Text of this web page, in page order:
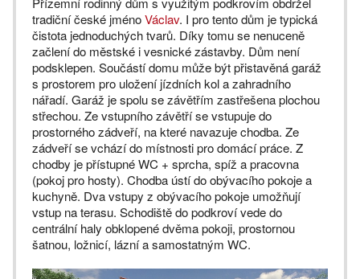
tradiční české jménoVáclav. I pro tento dům je typická
čistota jednoduchých tvarů. Díky tomu se nenuceně
začlení do městské i vesnické zástavby. Dům není
podsklepen. Součástí domu může být přistavěná garáž
s prostorem pro uložení jízdních kol a zahradního
nářadí. Garáž je spolu se závětřím zastřešena plochou
střechou. Ze vstupního závětří se vstupuje do
prostorného zádveří, na které navazuje chodba. Ze
zádveří se vchází do místnosti pro domácí práce. Z
chodby je přístupné WC + sprcha, spíž a pracovna
(pokoj pro hosty). Chodba ústí do obývacího pokoje a
kuchyně. Dva vstupy z obývacího pokoje umožňují
vstup na terasu. Schodiště do podkroví vede do
centrální haly obklopené dvěma pokoji, prostornou
šatnou, ložnicí, lázní a samostatným WC.